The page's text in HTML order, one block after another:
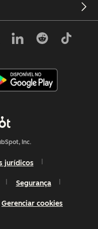
Inc.
jurídicos
Segurança
Gerenciar cookies